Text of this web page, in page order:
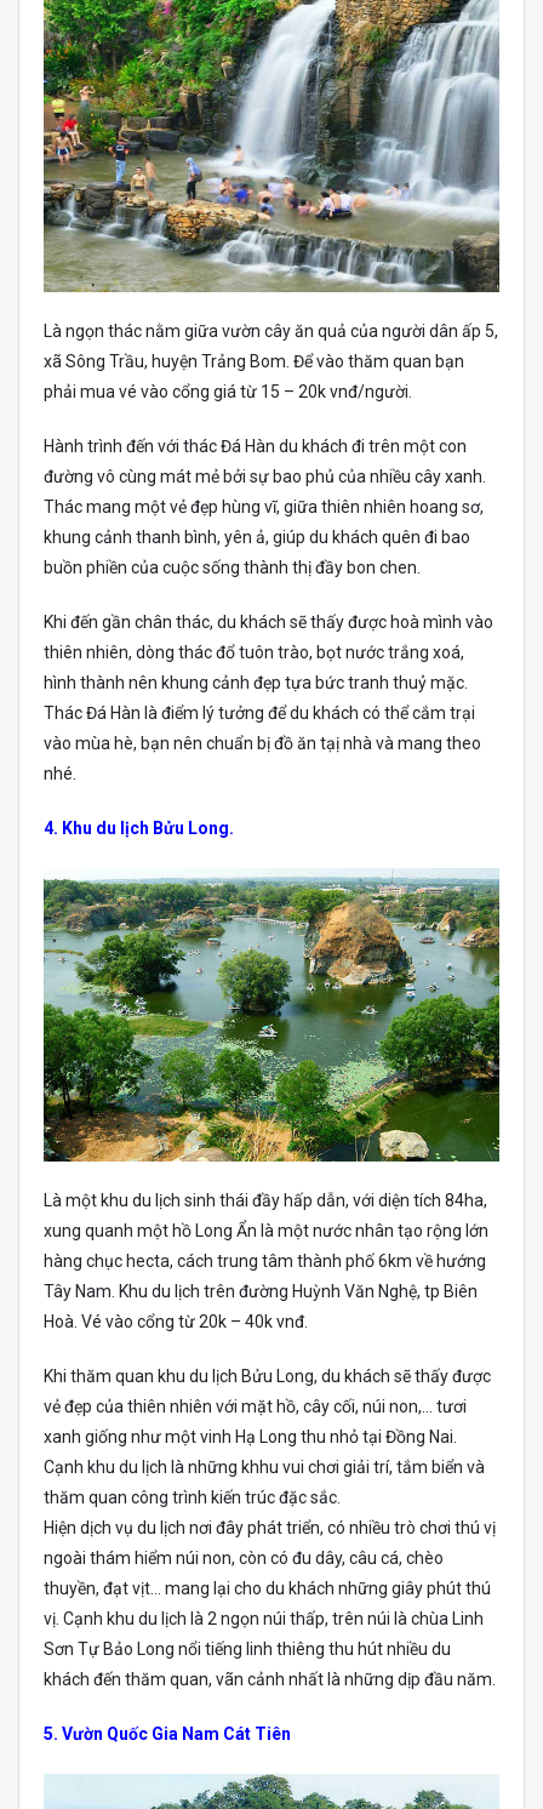
Là ngọn thác nằm giữa vườn cây ăn quả của người dân ấp 5,
xã Sông Trầu, huyện Trảng Bom. Để vào thăm quan bạn
phải mua vé vào cổng giá từ 15 – 20k vnđ/người.
Hành trình đến với thác Đá Hàn du khách đi trên một con
đường vô cùng mát mẻ bởi sự bao phủ của nhiều cây xanh.
Thác mang một vẻ đẹp hùng vĩ, giữa thiên nhiên hoang sơ,
khung cảnh thanh bình, yên ả, giúp du khách quên đi bao
buồn phiền của cuộc sống thành thị đầy bon chen.
Khi đến gần chân thác, du khách sẽ thấy được hoà mình vào
thiên nhiên, dòng thác đổ tuôn trào, bọt nước trắng xoá,
hình thành nên khung cảnh đẹp tựa bức tranh thuỷ mặc.
Thác Đá Hàn là điểm lý tưởng để du khách có thể cắm trại
vào mùa hè, bạn nên chuẩn bị đồ ăn tạị nhà và mang theo
nhé.
4. Khu du lịch Bửu Long.
Là một khu du lịch sinh thái đầy hấp dẫn, với diện tích 84ha,
xung quanh một hồ Long Ẩn là một nước nhân tạo rộng lớn
hàng chục hecta, cách trung tâm thành phố 6km về hướng
Tây Nam. Khu du lịch trên đường Huỳnh Văn Nghệ, tp Biên
Hoà. Vé vào cổng từ 20k – 40k vnđ.
Khi thăm quan khu du lịch Bửu Long, du khách sẽ thấy được
vẻ đẹp của thiên nhiên với mặt hồ, cây cối, núi non,… tươi
xanh giống như một vinh Hạ Long thu nhỏ tại Đồng Nai.
Cạnh khu du lịch là những khhu vui chơi giải trí, tắm biển và
thăm quan công trình kiến trúc đặc sắc.
Hiện dịch vụ du lịch nơi đây phát triển, có nhiều trò chơi thú vị
ngoài thám hiểm núi non, còn có đu dây, câu cá, chèo
thuyền, đạt vịt… mang lại cho du khách những giây phút thú
vị. Cạnh khu du lịch là 2 ngọn núi thấp, trên núi là chùa Linh
Sơn Tự Bảo Long nổi tiếng linh thiêng thu hút nhiều du
khách đến thăm quan, vãn cảnh nhất là những dịp đầu năm.
5. Vườn Quốc Gia Nam Cát Tiên